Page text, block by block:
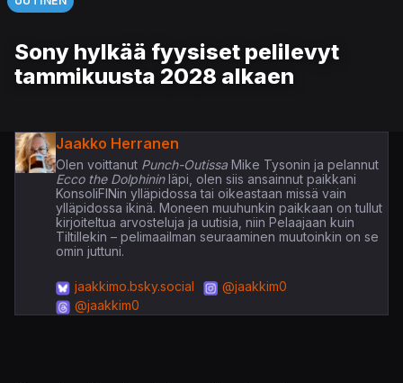
Sony hylkää fyysiset pelilevyt
tammikuusta 2028 alkaen
Jaakko Herranen
Olen voittanutPunch-OutissaMike Tysonin ja pelannut
Ecco the Dolphininläpi, olen siis ansainnut paikkani
KonsoliFINin ylläpidossa tai oikeastaan missä vain
ylläpidossa ikinä. Moneen muuhunkin paikkaan on tullut
kirjoiteltua arvosteluja ja uutisia, niin Pelaajaan kuin
Tiltillekin – pelimaailman seuraaminen muutoinkin on se
omin juttuni.
jaakkimo.bsky.social
@jaakkim0
@jaakkim0